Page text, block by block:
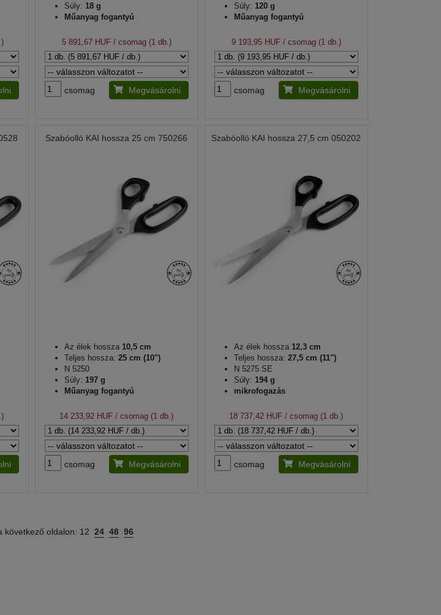
Súly: 18 g
Műanyag fogantyú
5 891,67 HUF/ csomag (1 db.)
csomag Megvásárolni
Súly: 120 g
Műanyag fogantyú
9 193,95 HUF/ csomag (1 db.)
csomag Megvásárolni
Szabóolló KAI hossza 25 cm 750266
Az élek hossza10,5 cm
Teljes hossza: 25 cm (10")
N 5250
Súly: 197 g
Műanyag fogantyú
14 233,92 HUF / csomag (1 db.)
csomag Megvásárolni
Szabóolló KAI hossza 27,5 cm 050202
Az élek hossza12,3 cm
Teljes hossza: 27,5 cm (11")
N 5275 SE
Súly: 194 g
mikrofogazás
18 737,42 HUF / csomag (1 db.)
csomag Megvásárolni
következő oldalon: 12 24 48 96